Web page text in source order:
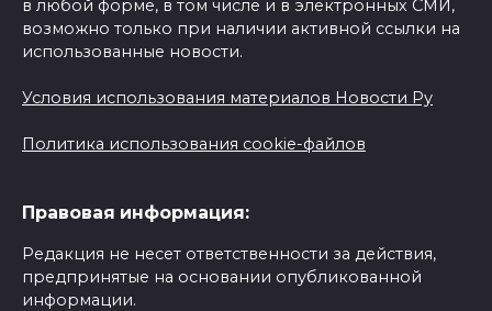
в любой форме, в том числе и в электронных СМИ,
возможно только при наличии активной ссылки на
использованные новости.
Условия использования материалов Новости Ру
Политика использования cookie-файлов
Правовая информация:
Редакция не несет ответственности за действия,
предпринятые на основании опубликованной
информации.